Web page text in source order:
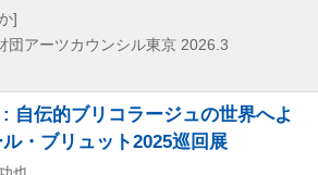
]
団アーツカウンシル東京 2026.3
自伝的ブリコラージュの世界へよ
・ブリュット2025巡回展